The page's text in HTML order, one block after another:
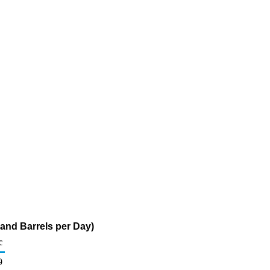
Barrels per Day)